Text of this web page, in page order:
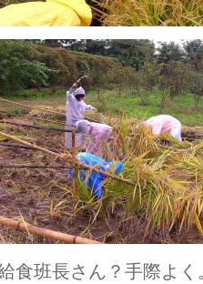
食班長さん？手際よく